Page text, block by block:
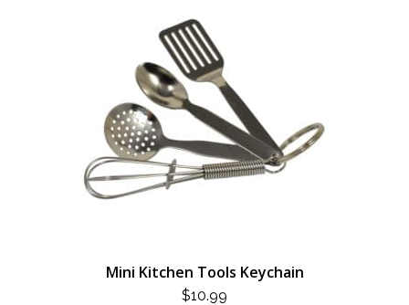
Mini Kitchen Tools Keychain
$10.99